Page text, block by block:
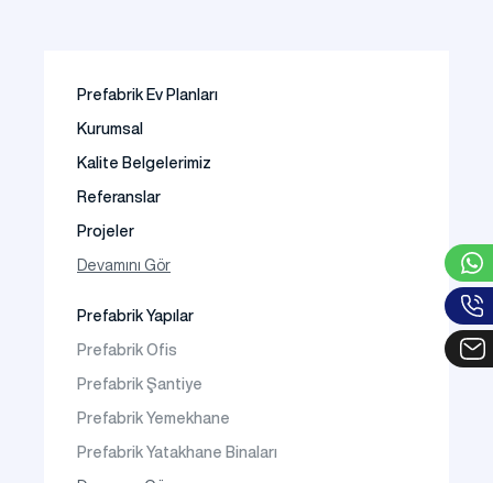
Prefabrik Ev Planları
Kurumsal
Kalite Belgelerimiz
Referanslar
Projeler
Fotoğraf Galeri
Devamını Gör
Prefabrik Yapılar
Prefabrik Ofis
Prefabrik Şantiye
Prefabrik Yemekhane
Prefabrik Yatakhane Binaları